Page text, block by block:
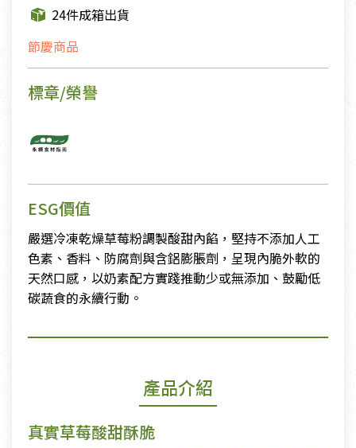
24件成箱出貨
節慶商品
標章/榮譽
ESG價值
嚴選冷凍乾燥草莓粉調製酸甜內餡，堅持不添加人工
色素、香料、防腐劑與含鋁膨脹劑，呈現內脆外軟的
天然口感，以奶素配方實踐推動少或無添加、鼓勵低
碳蔬食的永續行動。
產品介紹
真實草莓酸甜酥脆